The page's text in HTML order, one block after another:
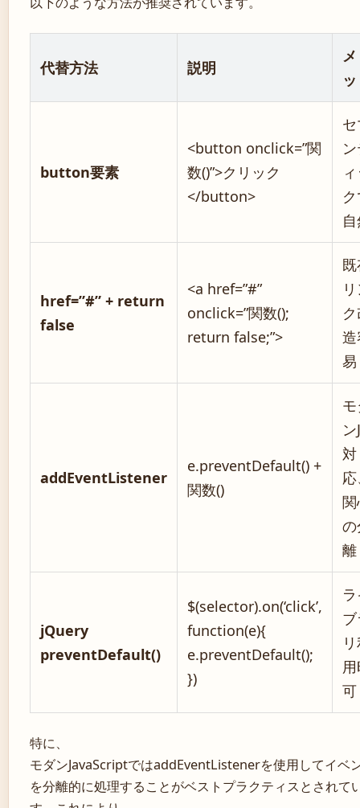
代替方法 説明
button要素
<button onclick=”関
数()”>クリック
</button>
href=”#” + return
false
<a href=”#”
onclick=”関数();
return false;”>
易
addEventListener
e.preventDefault() +
関数()
ン
対
離
jQuery
preventDefault()
$(selector).on(‘click’,
function(e){
e.preventDefault();
})
可
特に、
モダンJavaScriptではaddEventListenerを使用してイベ
を分離的に処理することがベストプラクティスとされて